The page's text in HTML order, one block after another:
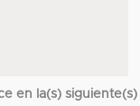
en la(s) siguiente(s)